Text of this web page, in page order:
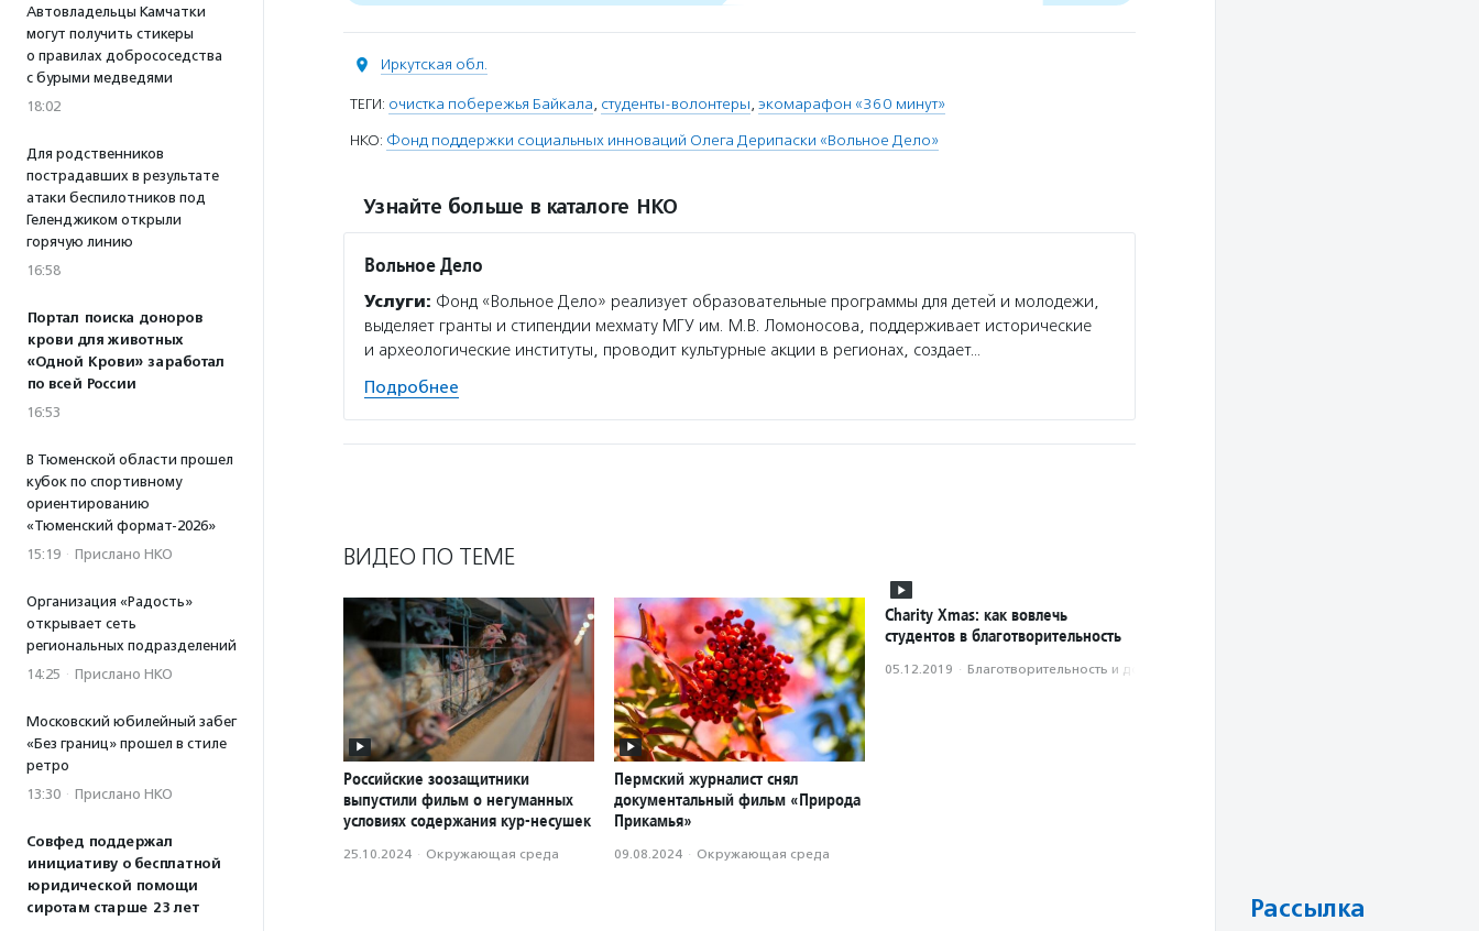
Автовладельцы Камчатки
могут получить стикеры
о правилах добрососедства
с бурыми медведями
18:02
Для родственников
пострадавших в результате
атаки беспилотников под
Геленджиком открыли
горячую линию
16:58
Портал поиска доноров
крови для животных
«Одной Крови» заработал
по всей России
16:53
В Тюменской области прошел
кубок по спортивному
ориентированию
«Тюменский формат-2026»
15:19 · Прислано НКО
Организация «Радость»
открывает сеть
региональных подразделений
14:25 · Прислано НКО
Московский юбилейный забег
«Без границ» прошел в стиле
ретро
13:30 · Прислано НКО
Совфед поддержал
инициативу о бесплатной
юридической помощи
сиротам старше 23 лет
Иркутская обл.
ТЕГИ: очистка побережья Байкала, студенты-волонтеры, экомарафон «360 минут»
НКО: Фонд поддержки социальных инноваций Олега Дерипаски «Вольное Дело»
Узнайте больше в каталоге НКО
Вольное Дело
Услуги: Фонд «Вольное Дело» реализует образовательные программы для детей и молодежи,
выделяет гранты и стипендии мехмату МГУ им. М.В. Ломоносова, поддерживает исторические
и археологические институты, проводит культурные акции в регионах, создает…
Подробнее
ВИДЕО ПО ТЕМЕ
Российские зоозащитники
выпустили фильм о негуманных
условиях содержания кур-несушек
25.10.2024 · Окружающая среда
Пермский журналист снял
документальный фильм «Природа
Прикамья»
09.08.2024 · Окружающая среда
Charity Xmas: как вовлечь
студентов в благотворительность
05.12.2019 · Благотвори­тель­ность и доброволь­чест­во
Рассылка